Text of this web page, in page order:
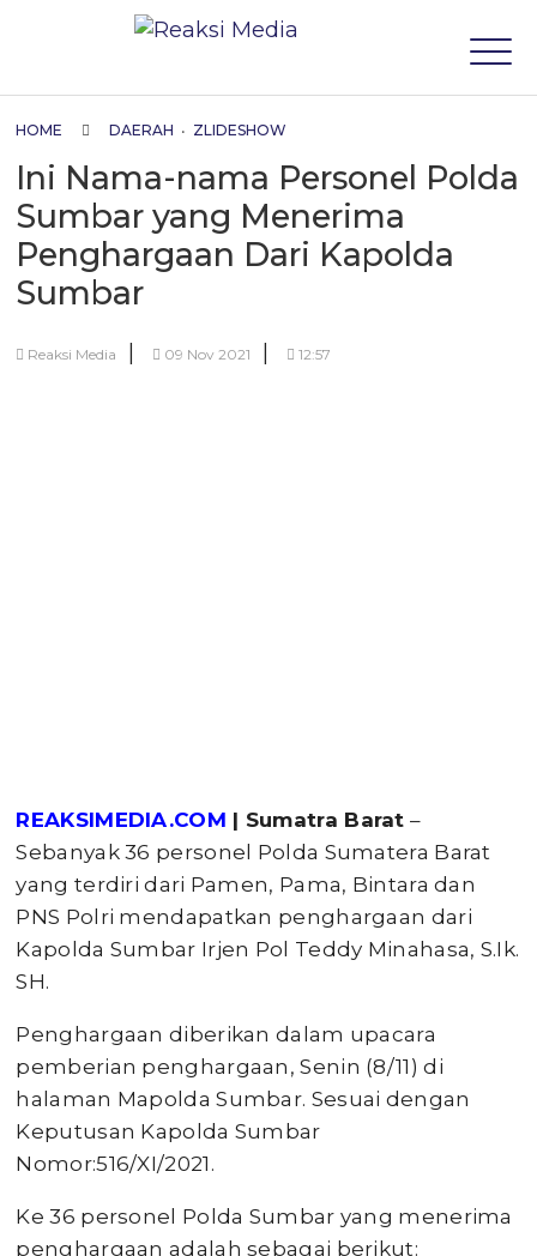
HOME DAERAH • ZLIDESHOW
Ini Nama-nama Personel Polda
Sumbar yang Menerima
Penghargaan Dari Kapolda
Sumbar
Reaksi Media 09 Nov 2021 12:57
REAKSIMEDIA.COM | Sumatra Barat –
Sebanyak 36 personel Polda Sumatera Barat
yang terdiri dari Pamen, Pama, Bintara dan
PNS Polri mendapatkan penghargaan dari
Kapolda Sumbar Irjen Pol Teddy Minahasa, S.Ik.
SH.
Penghargaan diberikan dalam upacara
pemberian penghargaan, Senin (8/11) di
halaman Mapolda Sumbar. Sesuai dengan
Keputusan Kapolda Sumbar
Nomor:516/XI/2021.
Ke 36 personel Polda Sumbar yang menerima
penghargaan adalah sebagai berikut: